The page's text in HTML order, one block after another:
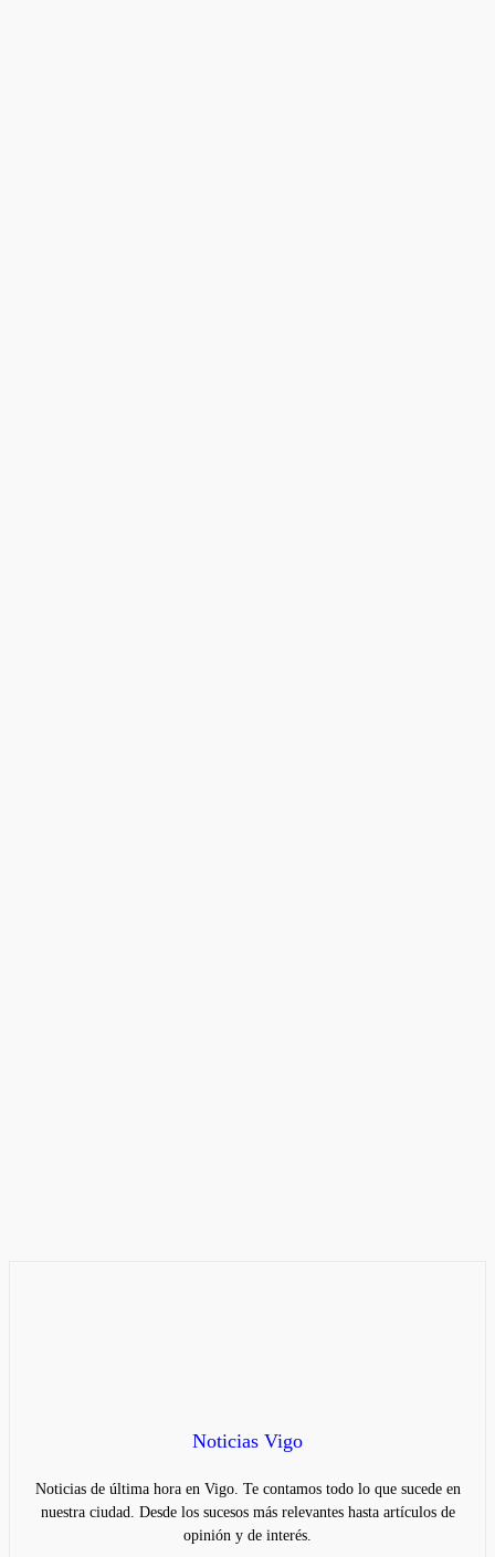
Noticias Vigo
Noticias de última hora en Vigo. Te contamos todo lo que sucede en
nuestra ciudad. Desde los sucesos más relevantes hasta artículos de
opinión y de interés.